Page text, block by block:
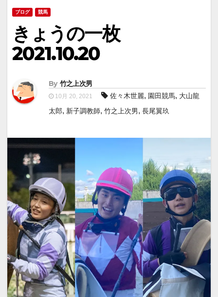
ブログ 競馬
きょうの一枚
2021.10.20
By 竹之上次男
10月 20, 2021 佐々木世麗, 園田競馬, 大山龍
太郎, 新子調教師, 竹之上次男, 長尾翼玖